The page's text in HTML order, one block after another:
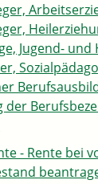
Jugend- und
der
- Rente bei